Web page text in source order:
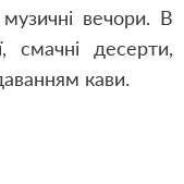
вечори. В
смачні десерти,
кави.